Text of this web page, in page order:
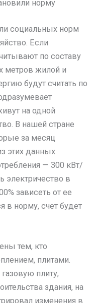
норму
социальных норм
Если
по составу
метров жилой и
будут считать по
на одной
В нашей стране
за месяц
этих данных
— 300 кВт/
электричество в
зависеть от ее
в норму, счет будет
тем, кто
плитами.
плиту,
здания, на
изменения в